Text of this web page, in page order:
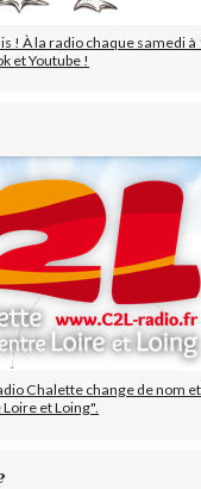
! À la radio chaque samedi à
et Youtube !
Chalette change de nom
et Loing".